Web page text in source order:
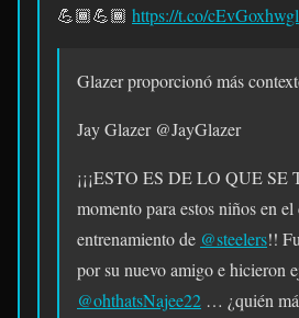
💪🏾💪🏾 https://t.co/cEvGoxhwgl
Glazer proporcionó más
Jay Glazer @JayGlazer
¡¡¡ESTO ES DE LO QUE SE
momento para estos niños en
entrenamiento de @steelers!!
por su nuevo amigo e hicieron
@ohthatsNajee22 … ¿quién